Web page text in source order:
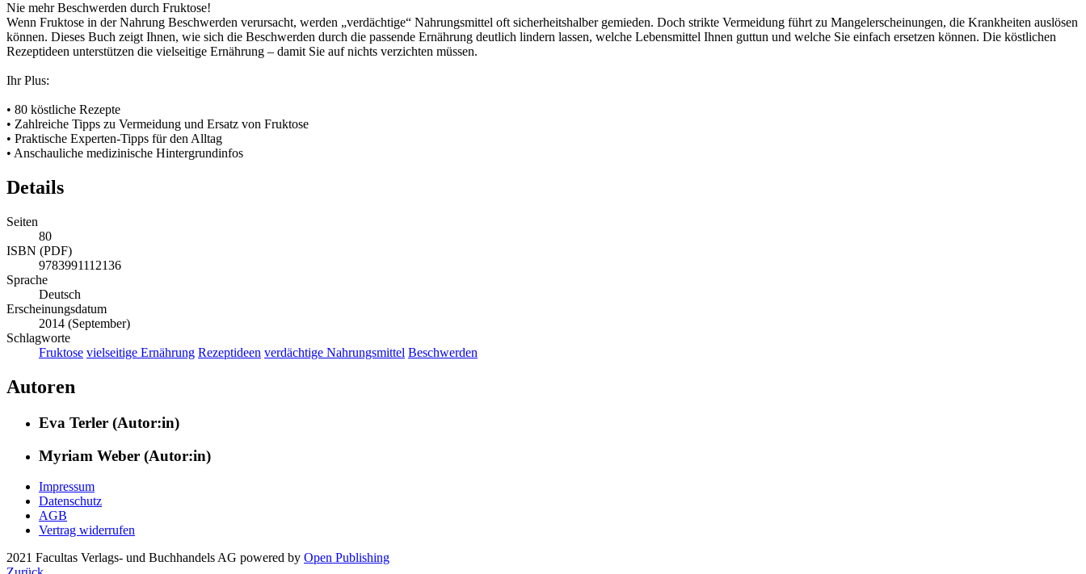
Nie mehr Beschwerden durch Fruktose!
Wenn Fruktose in der Nahrung Beschwerden verursacht, werden „verdächtige“ Nahrungsmittel oft sicherheitshalber gemieden. Doch strikte Vermeidung führt zu Mangelerscheinungen, die Krankheiten auslösen
können. Dieses Buch zeigt Ihnen, wie sich die Beschwerden durch die passende Ernährung deutlich lindern lassen, welche Lebensmittel Ihnen guttun und welche Sie einfach ersetzen können. Die köstlichen
Rezeptideen unterstützen die vielseitige Ernährung – damit Sie auf nichts verzichten müssen.
Ihr Plus:
• 80 köstliche Rezepte
• Zahlreiche Tipps zu Vermeidung und Ersatz von Fruktose
• Praktische Experten-Tipps für den Alltag
• Anschauliche medizinische Hintergrundinfos
Details
Seiten
80
ISBN (PDF)
9783991112136
Sprache
Deutsch
Erscheinungsdatum
2014 (September)
Schlagworte
Fruktose vielseitige Ernährung Rezeptideen verdächtige Nahrungsmittel Beschwerden
Autoren
Eva Terler (Autor:in)
Myriam Weber (Autor:in)
Impressum
Datenschutz
AGB
Vertrag widerrufen
2021 Facultas Verlags- und Buchhandels AG powered by Open Publishing